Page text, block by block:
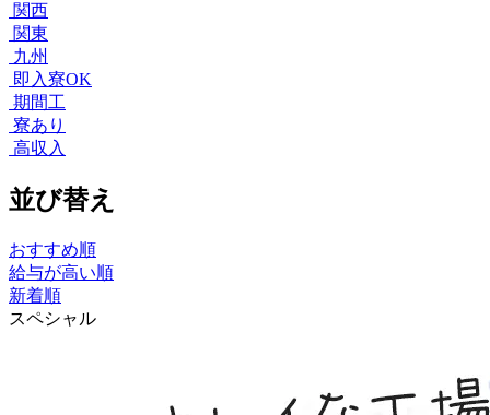
関西
関東
九州
即入寮OK
期間工
寮あり
高収入
並び替え
おすすめ順
給与が高い順
新着順
スペシャル